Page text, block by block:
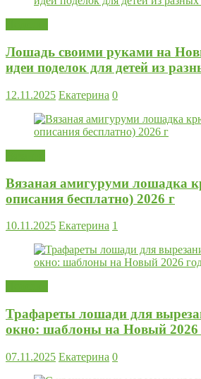
Лошадь своими руками на
идеи поделок для детей из
12.11.2025 Екатерина 0
Вязаная амигуруми лошадка
описания бесплатно) 2026 г
10.11.2025 Екатерина 1
Трафареты лошади для
окно: шаблоны на Новый 2026
07.11.2025 Екатерина 0